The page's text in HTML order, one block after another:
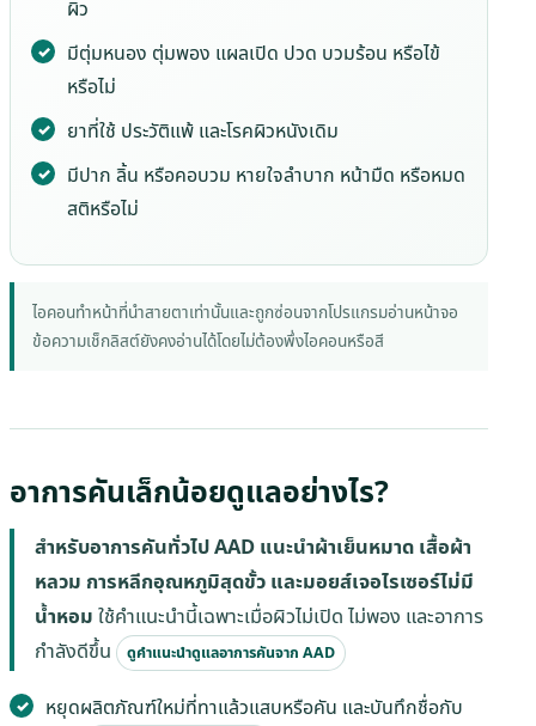
ผิว
มีตุ่มหนอง ตุ่มพอง แผลเปิด ปวด บวมร้อน หรือไข้
หรือไม่
ยาที่ใช้ ประวัติแพ้ และโรคผิวหนังเดิม
มีปาก ลิ้น หรือคอบวม หายใจลำบาก หน้ามืด หรือหมด
สติหรือไม่
ไอคอนทำหน้าที่นำสายตาเท่านั้นและถูกซ่อนจากโปรแกรมอ่านหน้าจอ
ข้อความเช็กลิสต์ยังคงอ่านได้โดยไม่ต้องพึ่งไอคอนหรือสี
อาการคันเล็กน้อยดูแลอย่างไร?
สำหรับอาการคันทั่วไป AAD แนะนำผ้าเย็นหมาด เสื้อผ้า
หลวม การหลีกอุณหภูมิสุดขั้ว และมอยส์เจอไรเซอร์ไม่มี
น้ำหอม ใช้คำแนะนำนี้เฉพาะเมื่อผิวไม่เปิด ไม่พอง และอาการ
กำลังดีขึ้น
ดูคำแนะนำดูแลอาการคันจาก AAD
หยุดผลิตภัณฑ์ใหม่ที่ทาแล้วแสบหรือคัน และบันทึกชื่อกับ